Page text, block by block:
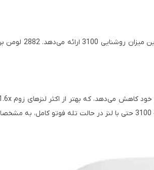
محل قرارگیری ویدئو پروژکتور، آن را نادیده بگیرید. به عنوان یک نکته فرعی،